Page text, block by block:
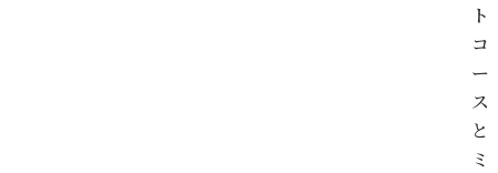
ト
コ
ー
ス
と
ミ